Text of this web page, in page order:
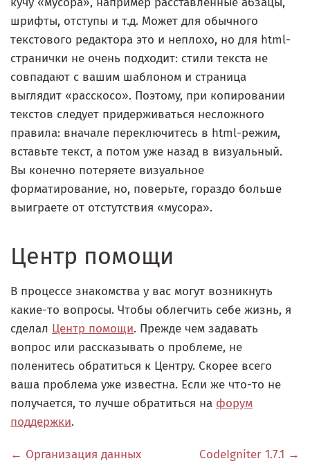
шрифты, отступы и т.д. Может для обычного
текстового редактора это и неплохо, но для html-
странички не очень подходит: стили текста не
совпадают с вашим шаблоном и страница
выглядит «расскосо». Поэтому, при копировании
текстов следует придерживаться несложного
правила: вначале переключитесь в html-режим,
вставьте текст, а потом уже назад в визуальный.
Вы конечно потеряете визуальное
форматирование, но, поверьте, гораздо больше
выиграете от отстутствия «мусора».
Центр помощи
В процессе знакомства у вас могут возникнуть
какие-то вопросы. Чтобы облегчить себе жизнь, я
сделал Центр помощи. Прежде чем задавать
вопрос или рассказывать о проблеме, не
поленитесь обратиться к Центру. Скорее всего
ваша проблема уже известна. Если же что-то не
получается, то лучше обратиться на форум
поддержки.
← Организация данных
CodeIgniter 1.7.1 →